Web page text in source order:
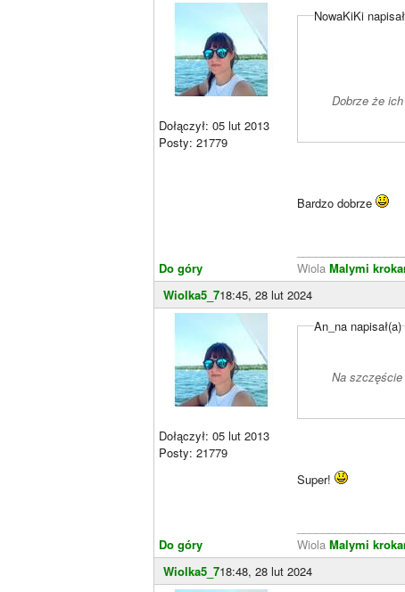
Dołączył: 05 lut 2013
Posty: 21779
Do góry
NowaKiKi
Dobrze że
Bardzo dobrze
Wiola Malymi
Wiolka5_718:45, 28 lut 2024
Dołączył: 05 lut 2013
Posty: 21779
Do góry
An_na napisał(a)
Na szczęście
Super!
Wiola Malymi
Wiolka5_718:48, 28 lut 2024